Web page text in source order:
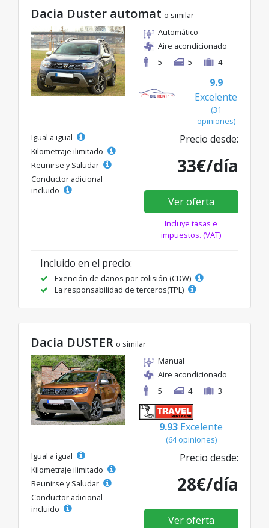
Dacia Duster automat o similar
Automático
Aire acondicionado
5
5 4
9.9
Excelente
(31
opiniones)
Igual a igual
Kilometraje ilimitado
Reunirse y Saludar
Conductor adicional
incluido
Precio desde:
33€/día
Ver oferta
Incluye tasas e
impuestos. (VAT)
Incluido en el precio:
Exención de daños por colisión (CDW)
La responsabilidad de terceros(TPL)
Dacia DUSTER o similar
Manual
Aire acondicionado
5
4 3
9.93 Excelente
(64 opiniones)
Igual a igual
Kilometraje ilimitado
Reunirse y Saludar
Conductor adicional
incluido
Precio desde:
28€/día
Ver oferta